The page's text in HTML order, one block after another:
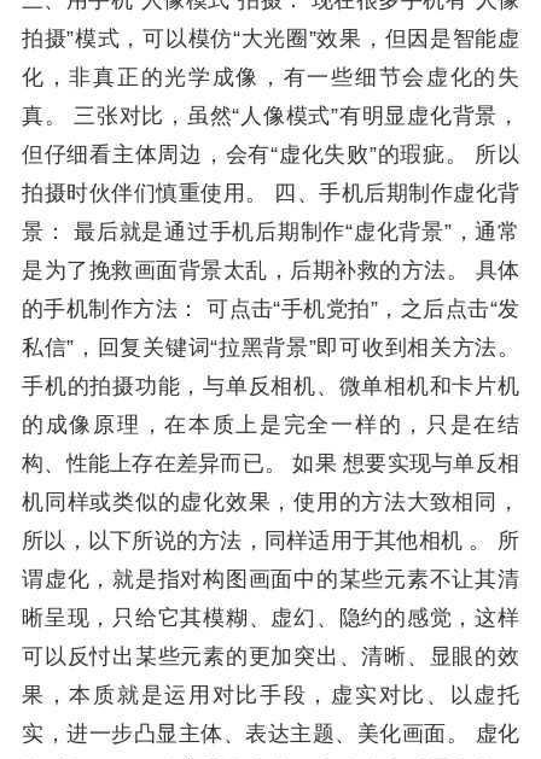
拍摄”模式，可以模仿“大光圈”效果，但因是智能虚
化，非真正的光学成像，有一些细节会虚化的失
真。 三张对比，虽然“人像模式”有明显虚化背景，
但仔细看主体周边，会有“虚化失败”的瑕疵。 所以
拍摄时伙伴们慎重使用。 四、手机后期制作虚化背
景： 最后就是通过手机后期制作“虚化背景”，通常
是为了挽救画面背景太乱，后期补救的方法。 具体
的手机制作方法： 可点击“手机党拍”，之后点击“发
私信”，回复关键词“拉黑背景”即可收到相关方法。
手机的拍摄功能，与单反相机、微单相机和卡片机
的成像原理，在本质上是完全一样的，只是在结
构、性能上存在差异而已。 如果 想要实现与单反相
机同样或类似的虚化效果，使用的方法大致相同，
所以，以下所说的方法，同样适用于其他相机 。 所
谓虚化，就是指对构图画面中的某些元素不让其清
晰呈现，只给它其模糊、虚幻、隐约的感觉，这样
可以反忖出某些元素的更加突出、清晰、显眼的效
果，本质就是运用对比手段，虚实对比、以虚托
实，进一步凸显主体、表达主题、美化画面。 虚化